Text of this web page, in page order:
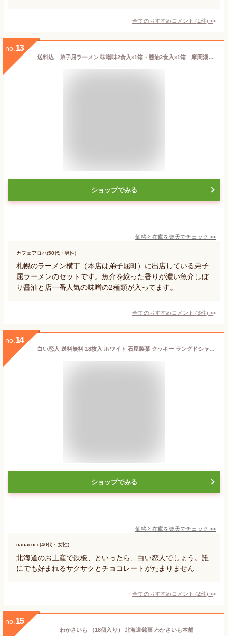
全てのおすすめコメント (1件) >
no. 13
送料込 弟子屈ラーメン 味噌味2食入×1箱・醬油2食入×1箱 摩周湖の里 北海道 お土産 お取り寄せ 生らーめん みそ味 しょうゆ味 生ラーメン 食べ比べ 食品 ご当地ラーメン
ショップでみる
価格と在庫を楽天でチェック >>
カフェアロハ(50代・男性)
札幌のラーメン横丁（本店は弟子屈町）に出店している弟子
屈ラーメンのセットです。魚介を絞った香りが濃い魚介しぼ
り醤油と店一番人気の味噌の2種類が入ってます。
全てのおすすめコメント (3件) >
no. 14
白い恋人 送料無料 18枚入 ホワイト 石屋製菓 クッキー ラングドシャ チョコ 北海道 お土産 ギフト 贈り物 プレゼント お返し お祝い お年賀 ホワイトデー お彼岸 母の日 お中元 七五三 クリスマス お歳暮 銘菓 人気 バレンタイン
ショップでみる
価格と在庫を楽天でチェック >>
nanacoco(40代・女性)
北海道のお土産で鉄板、といったら、白い恋人でしょう。誰
にでも好まれるサクサクとチョコレートがたまりません
全てのおすすめコメント (2件) >
no. 15
わかさいも （18個入り） 北海道銘菓 わかさいも本舗